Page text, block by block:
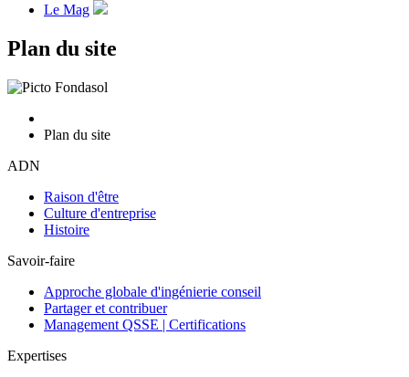
Le Mag
Plan du site
Plan du site
ADN
Raison d'être
Culture d'entreprise
Histoire
Savoir-faire
Approche globale d'ingénierie conseil
Partager et contribuer
Management QSSE | Certifications
Expertises